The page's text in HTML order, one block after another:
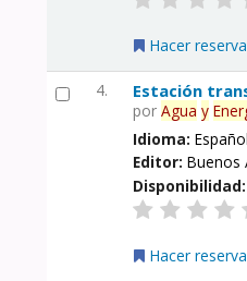
Hacer reserva
4. Estación
porAgua y
Idioma:Español
Editor:Buenos
Disponibilidad:
Hacer reserva